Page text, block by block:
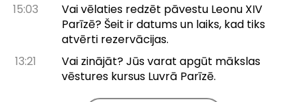
15:03
Vai vēlaties redzēt pāvestu Leonu XIV
Parīzē? Šeit ir datums un laiks, kad tiks
atvērti rezervācijas.
13:21
Vai zinājāt? Jūs varat apgūt mākslas
vēstures kursus Luvrā Parīzē.